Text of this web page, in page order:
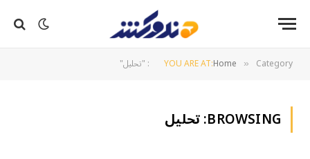
YOU ARE AT:Home » Category: "تحلیل"
BROWSING: تحلیل